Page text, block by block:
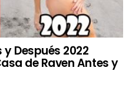
Después 2022
de Raven Antes y